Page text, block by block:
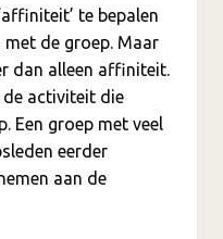
te bepalen
met de groep. Maar
dan alleen affiniteit.
de activiteit die
Een groep met veel
eerder
aan de